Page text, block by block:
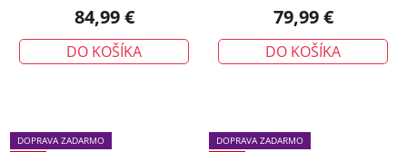
84,99 €
DO KOŠÍKA
79,99 €
DO KOŠÍKA
DOPRAVA ZADARMO
DOPRAVA ZADARMO